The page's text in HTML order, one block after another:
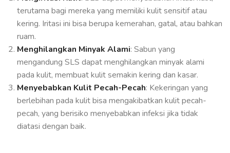
terutama bagi mereka yang memiliki kulit sensitif atau
kering. Iritasi ini bisa berupa kemerahan, gatal, atau bahkan
ruam.
Menghilangkan Minyak Alami: Sabun yang
mengandung SLS dapat menghilangkan minyak alami
pada kulit, membuat kulit semakin kering dan kasar.
Menyebabkan Kulit Pecah-Pecah: Kekeringan yang
berlebihan pada kulit bisa mengakibatkan kulit pecah-
pecah, yang berisiko menyebabkan infeksi jika tidak
diatasi dengan baik.